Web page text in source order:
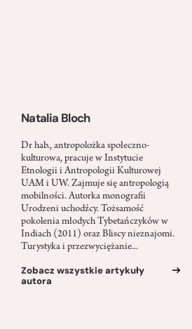
Natalia Bloch
Dr hab., antropolożka społeczno-
kulturowa, pracuje w Instytucie
Etnologii i Antropologii Kulturowej
UAM i UW. Zajmuje się antropologią
mobilności. Autorka monografii
Urodzeni uchodźcy. Tożsamość
pokolenia młodych Tybetańczyków w
Indiach (2011) oraz Bliscy nieznajomi.
Turystyka i przezwyciężanie...
Zobacz wszystkie artykuły
autora